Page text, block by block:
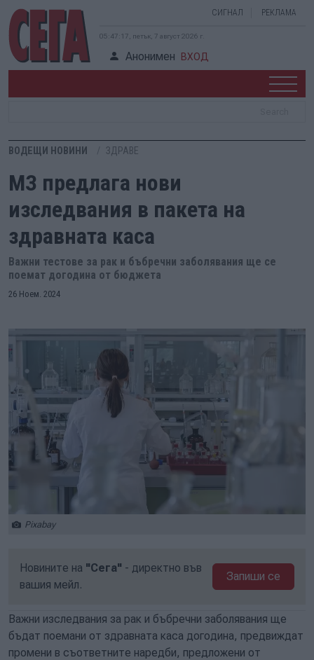
СИГНАЛ РЕКЛАМА
05:47:18, петък, 7 август 2026 г.
Анонимен ВХОД
ВОДЕЩИ НОВИНИ ЗДРАВЕ
МЗ предлага нови
изследвания в пакета на
здравната каса
Важни тестове за рак и бъбречни заболявания ще се
поемат догодина от бюджета
26 Ноем. 2024
Pixabay
Новините на "Сега" - директно във
вашия мейл.
Запиши се
Важни изследвания за рак и бъбречни заболявания ще
бъдат поемани от здравната каса догодина, предвиждат
промени в съответните наредби, предложени от